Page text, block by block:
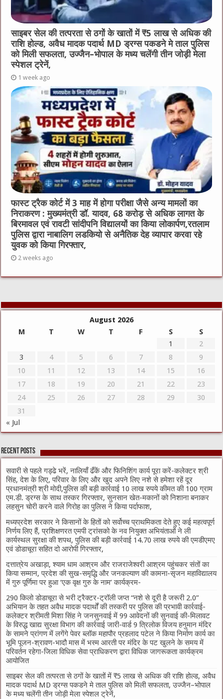
साइबर सेल की तत्परता से ठगों के खातों में ₹5 लाख से अधिक की
राशि होल्ड, अवैध मादक पदार्थ MD ड्रग्स पकडने मे ताल पुलिस
को मिली सफलता, उज्जैन–भोपाल के मध्य चलेंगी तीन जोड़ी मेला
स्पेशल ट्रेनें,
1 week ago
फास्ट ट्रैक कोर्ट में 3 माह में होगा परीक्षा जैसे अन्य मामलों का
निराकरण : मुख्यमंत्री डॉ. यादव, 68 करोड़ से अधिक लागत के
बिरमावल एवं रावटी सांदीपनि विद्यालयों का किया लोकार्पण,रतलाम
पुलिस द्वारा नाबालिग लडकियो से अनैतिक देह व्यापार करवा रहे
युवक को किया गिरफ्तार,
2 weeks ago
August 2026
M
T W T F S
S
1
2
3
4 5 6 7 8
9
10
11 12 13 14 15
16
17
18 19 20 21 22
23
24
25 26 27 28 29
30
31
« Jul
Recent Posts
सवारी से पहले गड्ढे भरें, नालियाँ ढँकें और फिनिशिंग कार्य पूरा करें-कलेक्टर श्री
सिंह, देश के लिए, परिवार के लिए और खुद अपने लिए नशे से हमेशा रहें दूर
प्रधानमंत्री श्री मोदी,पुलिस की बड़ी कार्रवाई 10 लाख रुपये कीमत की 100 ग्राम
एम.डी. ड्रग्स के साथ तस्कर गिरफ्तार, सुनसान खेत-मकानों को निशाना बनाकर
लहसुन चोरी करने वाले गिरोह का पुलिस ने किया पर्दाफाश,
मध्यप्रदेश सरकार ने किसानों के हितों को सर्वोच्च प्राथमिकता देते हुए कई महत्वपूर्ण
निर्णय लिए हैं, प्रशिक्षणरत एमपी ट्रांसको के नव नियुक्त अभियंताओं ने ली
कार्यस्थल सुरक्षा की शपथ, पुलिस की बड़ी कार्रवाई 14.70 लाख रुपये की एमडीएमए
एवं डोडाचूरा सहित दो आरोपी गिरफ्तार,
दत्तात्रेय अखाड़ा, श्याम धाम आश्रम और राजराजेश्वरी आश्रम पहुंचकर संतों का
किया सम्मान, प्रदेश की सुख-समृद्धि और जनकल्याण की कामना-सृजन महाविद्यालय
में गुरु पूर्णिमा पर हुआ ‘एक वृक्ष गुरु के नाम’ कार्यक्रम-
290 किलो डोडाचूरा से भरी ट्रैक्टर-ट्रॉली जप्त “नशे से दूरी है जरूरी 2.0”
अभियान के तहत अवैध मादक पदार्थों की तस्करी पर पुलिस की प्रभावी कार्रवाई-
कलेक्टर श्रीमती मिशा सिंह ने जनसुनवाई में 99 आवेदनों की सुनवाई की-मिलावट
के विरुद्ध खाद्य सुरक्षा विभाग की कार्रवाई जारी-वार्ड 9 त्रिलोक विजय हनुमान मंदिर
के सामने प्रांगण में लगेंगे पेवर ब्लॉक महापौर प्रहलाद पटेल ने किया निर्माण कार्य का
भूमि पूजन-श्रावण-भादौ मास में भस्म आरती पर मंदिर के पट खुलने के समय में
परिवर्तन रहेगा-जिला विधिक सेवा प्राधिकरण द्वारा विधिक जागरूकता कार्यक्रम
आयोजित
साइबर सेल की तत्परता से ठगों के खातों में ₹5 लाख से अधिक की राशि होल्ड, अवैध
मादक पदार्थ MD ड्रग्स पकडने मे ताल पुलिस को मिली सफलता, उज्जैन–भोपाल
के मध्य चलेंगी तीन जोड़ी मेला स्पेशल ट्रेनें,